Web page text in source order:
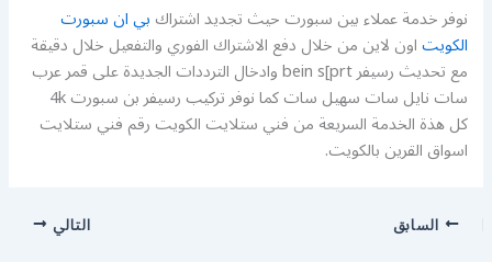
نوفر خدمة عملاء بين سبورت حيث تجديد اشتراكبي ان سبورت
الكويتاون لاين من خلال دفع الاشتراك الفوري والتفعيل خلال دقيقة
مع تحديث رسيفر bein s[prt وادخال الترددات الجديدة على قمر عرب
سات نايل سات سهيل سات كما نوفر تركيب رسيفر بن سبورت 4k
كل هذة الخدمة السريعة من فني ستلايت الكويت رقم فني ستلايت
اسواق القرين بالكويت.
السابق التالي